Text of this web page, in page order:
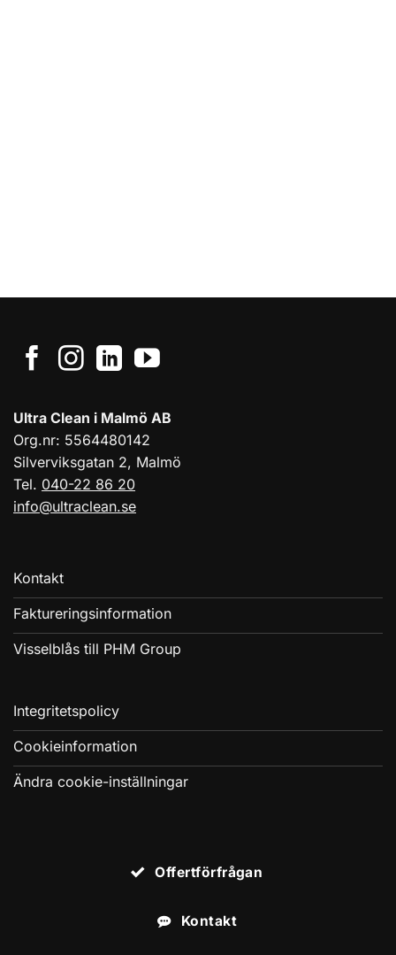
Ultra Clean i Malmö AB
Org.nr: 5564480142
Silverviksgatan 2, Malmö
Tel. 040-22 86 20
info@ultraclean.se
Kontakt
Faktureringsinformation
Visselblås till PHM Group
Integritetspolicy
Cookieinformation
Ändra cookie-inställningar
Offertförfrågan
Kontakt